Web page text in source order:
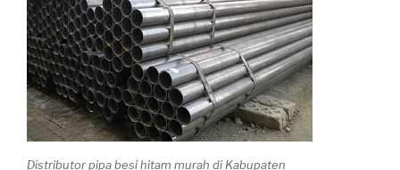
Distributor pipa besi hitam murah di Kabupaten